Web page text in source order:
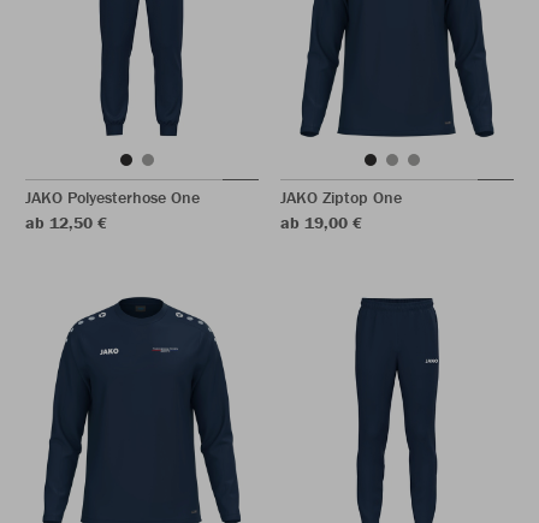
JAKO Polyesterhose One
ab 12,50 €
JAKO Ziptop One
ab 19,00 €